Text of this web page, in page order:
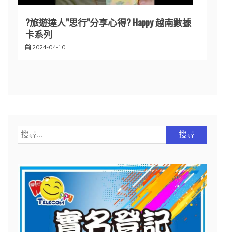
?旅遊達人”思行”分享心得? Happy 越南數據
卡系列
2024-04-10
搜
尋
鍵